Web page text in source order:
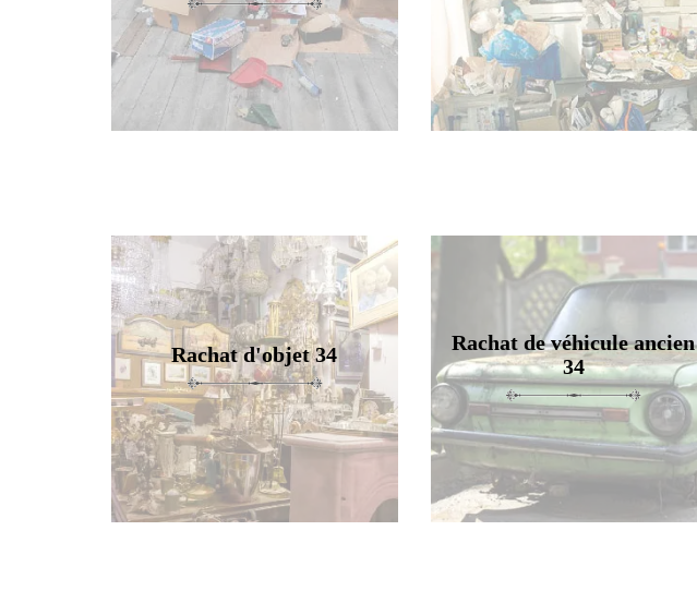
Rachat d'objet 34
Rachat de véhicule ancien
34